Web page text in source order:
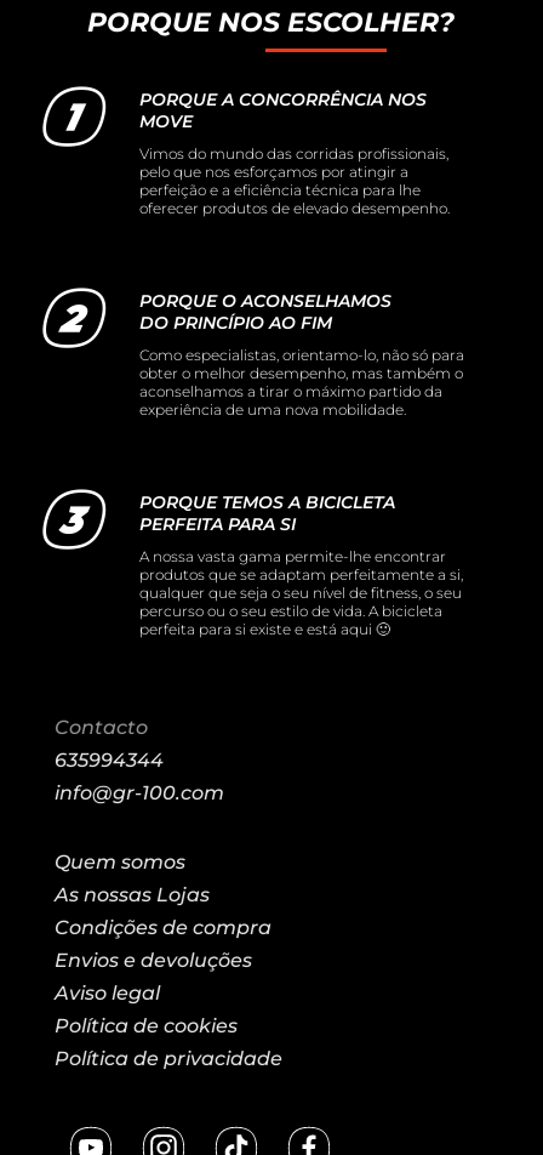
PORQUE NOS ESCOLHER?
PORQUE A CONCORRÊNCIA NOS
MOVE
Vimos do mundo das corridas profissionais,
pelo que nos esforçamos por atingir a
perfeição e a eficiência técnica para lhe
oferecer produtos de elevado desempenho.
PORQUE O ACONSELHAMOS
DO PRINCÍPIO AO FIM
Como especialistas, orientamo-lo, não só para
obter o melhor desempenho, mas também o
aconselhamos a tirar o máximo partido da
experiência de uma nova mobilidade.
PORQUE TEMOS A BICICLETA
PERFEITA PARA SI
A nossa vasta gama permite-lhe encontrar
produtos que se adaptam perfeitamente a si,
qualquer que seja o seu nível de fitness, o seu
percurso ou o seu estilo de vida. A bicicleta
perfeita para si existe e está aqui 🙂
Contacto
635994344
info@gr-100.com
Quem somos
As nossas Lojas
Condições de compra
Envios e devoluções
Aviso legal
Política de cookies
Política de privacidade